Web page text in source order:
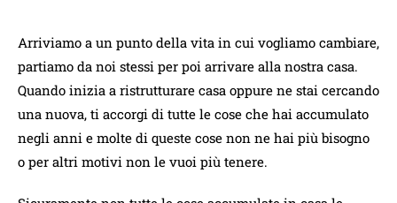
Arriviamo a un punto della vita in cui vogliamo cambiare,
partiamo da noi stessi per poi arrivare alla nostra casa.
Quando inizia a ristrutturare casa oppure ne stai cercando
una nuova, ti accorgi di tutte le cose che hai accumulato
negli anni e molte di queste cose non ne hai più bisogno
o per altri motivi non le vuoi più tenere.